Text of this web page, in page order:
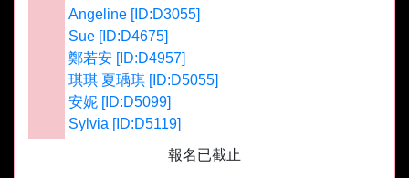
Angeline [ID:D3055]
Sue [ID:D4675]
鄭若安 [ID:D4957]
琪琪 夏瑀琪 [ID:D5055]
安妮 [ID:D5099]
Sylvia [ID:D5119]
報名已截止